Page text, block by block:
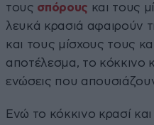
τους σπόρους και τους
λευκά κρασιά αφαιρούν
και τους μίσχους τους
αποτέλεσμα, το κόκκινο
ενώσεις που
Ενώ το κόκκινο κρασί